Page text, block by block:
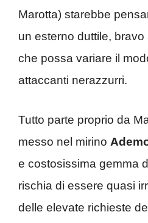
Marotta) starebbe
un esterno duttile, bravo
che possa variare il
attaccanti nerazzurri.
Tutto parte proprio da
messo nel mirino
e costosissima gemma
rischia di essere quasi
delle elevate richieste